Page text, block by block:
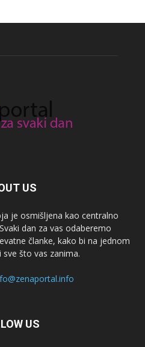
US
je osmišljena kao centralno
dan za vas odaberemo
članke, kako bi na jednom
što vas zanima.
US